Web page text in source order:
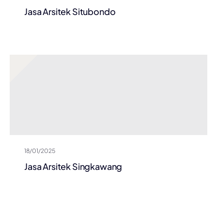
Jasa Arsitek Situbondo
18/01/2025
Jasa Arsitek Singkawang